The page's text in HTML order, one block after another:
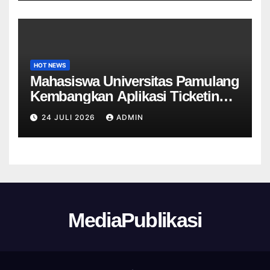
HOT NEWS
Mahasiswa Universitas Pamulang
Kembangkan Aplikasi Ticketing
Helpdesk untuk Divisi Sapras
Universitas Tangerang raya
24 JULI 2026 ADMIN
MediaPublikasi